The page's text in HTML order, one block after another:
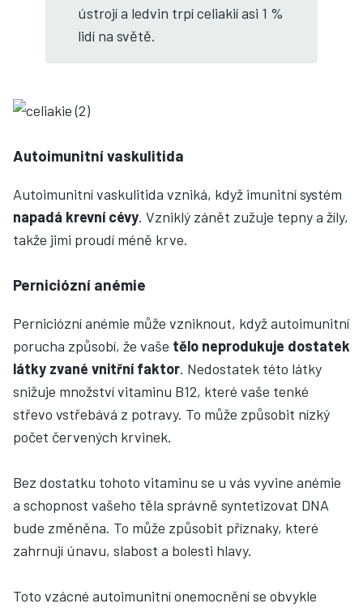
ústrojí a ledvin trpí celiakií asi 1 %
lidí na světě.
Autoimunitní vaskulitida
Autoimunitní vaskulitida vzniká, když imunitní systém
napadá krevní cévy. Vzniklý zánět zužuje tepny a žíly,
takže jimi proudí méně krve.
Perniciózní anémie
Perniciózní anémie může vzniknout, když autoimunitní
porucha způsobí, že vaše tělo neprodukuje dostatek
látky zvané vnitřní faktor. Nedostatek této látky
snižuje množství vitaminu B12, které vaše tenké
střevo vstřebává z potravy. To může způsobit nízký
počet červených krvinek.
Bez dostatku tohoto vitaminu se u vás vyvine anémie
a schopnost vašeho těla správně syntetizovat DNA
bude změněna. To může způsobit příznaky, které
zahrnují únavu, slabost a bolesti hlavy.
Toto vzácné autoimunitní onemocnění se obvykle